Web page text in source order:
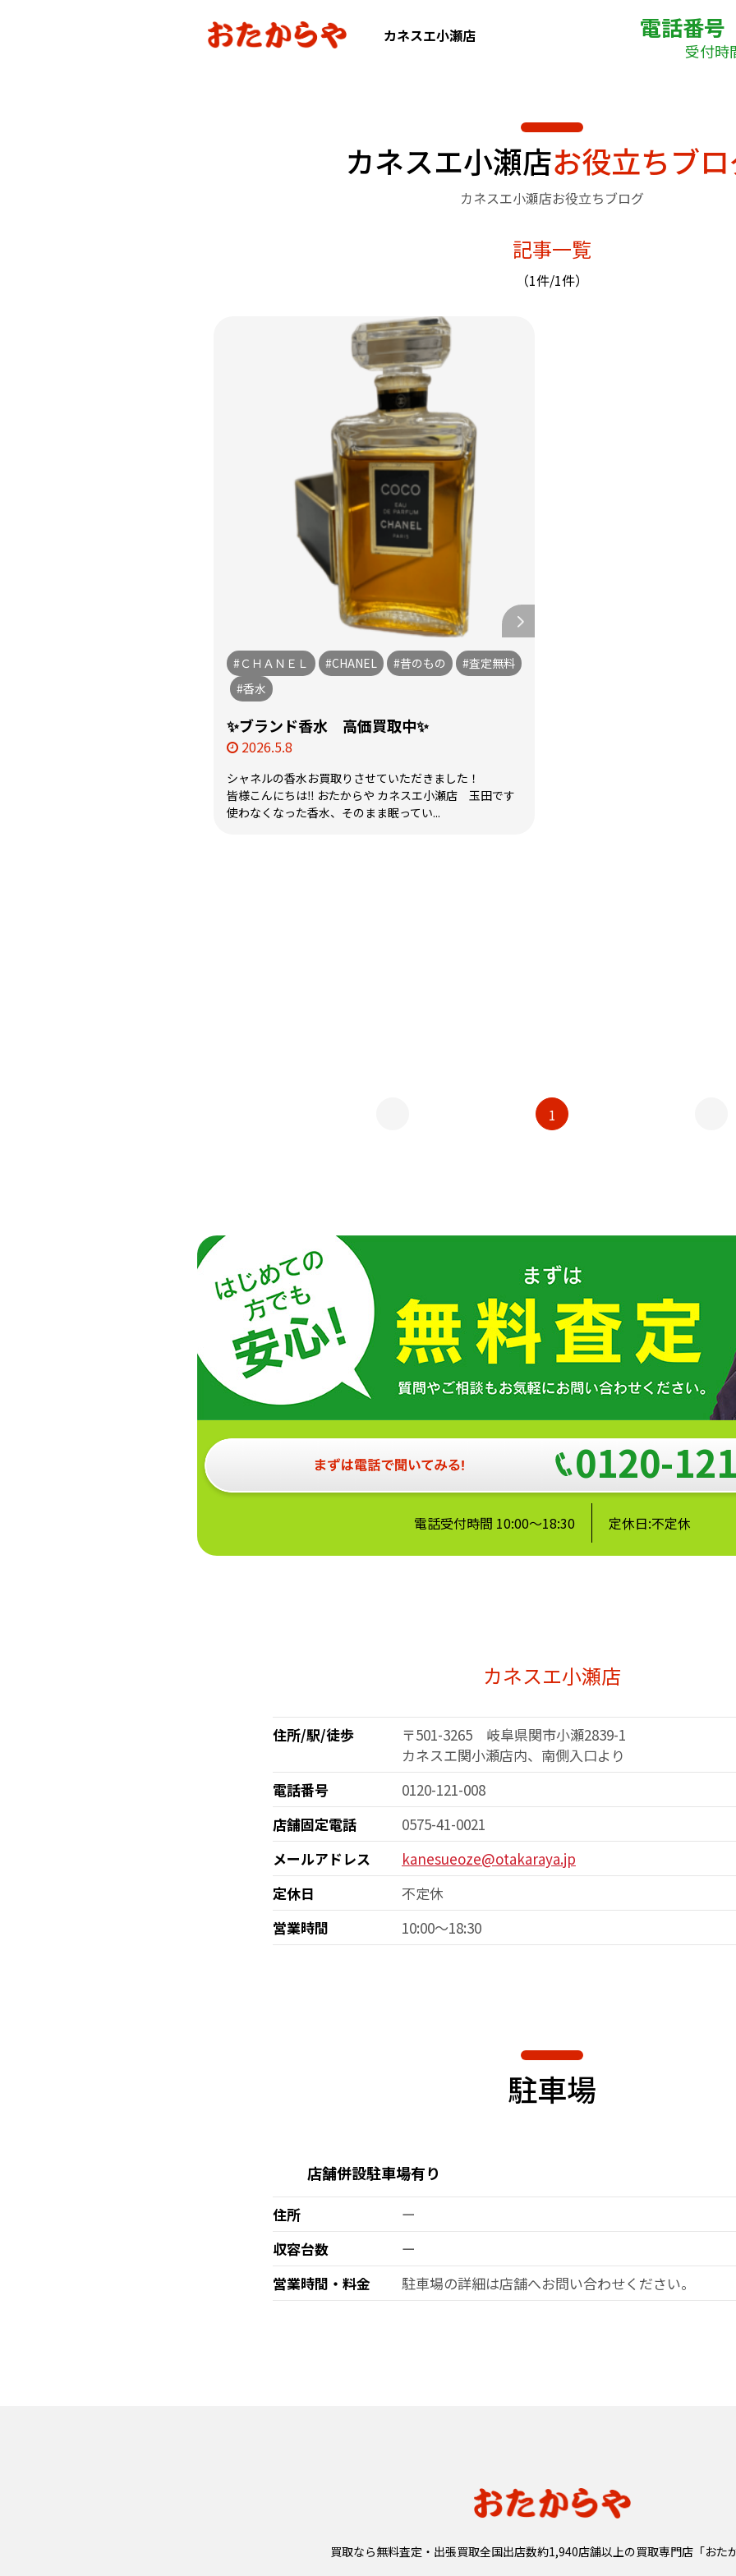
カネスエ小瀬店 電話番号
受付時
カネスエ小瀬店お役立ちブ
カネスエ小瀬店お役立ちブログ
記事一覧
（1件/1件）
#ＣＨＡＮＥＬ #CHANEL #昔のもの
#査定無料
#香水
✨ブランド香水 高価買取中✨
2026.5.8
シャネルの香水お買取りさせていただきました！
皆様こんにちは‼ おたからや カネスエ小瀬店 玉田です
使わなくなった香水、そのまま眠ってい...
1
0120-
電話受付時間 10:00～18:30 定休日:不定休
カネスエ小瀬店
住所/駅/徒歩
〒501-3265 岐阜県関市小瀬2839-1
カネスエ関小瀬店内、南側入口より
電話番号
0120-121-008
店舗固定電話
0575-41-0021
メールアドレス
kanesueoze@otakaraya.jp
定休日
不定休
営業時間
10:00～18:30
駐車場
店舗併設駐車場有り
住所
ー
収容台数
ー
営業時間・料金
駐車場の詳細は店舗へお問い合わせください。
買取なら無料査定・出張買取全国出店数約1,940店舗以上の買取専門店「おた